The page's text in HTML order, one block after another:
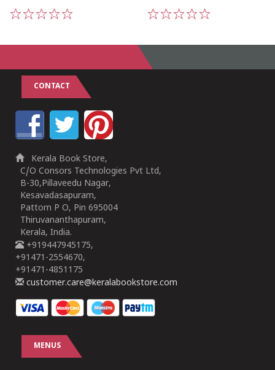
CONTACT
Kerala Book Store,
C/O Consors Technologies Pvt Ltd,
B-30,Pillaveedu Nagar,
Kesavadasapuram,
Pattom P O, Pin 695004
Thiruvananthapuram,
Kerala, India.
+919447945175,
+91471-2554670,
+91471-4851175
customer.care@keralabookstore.com
MENUS